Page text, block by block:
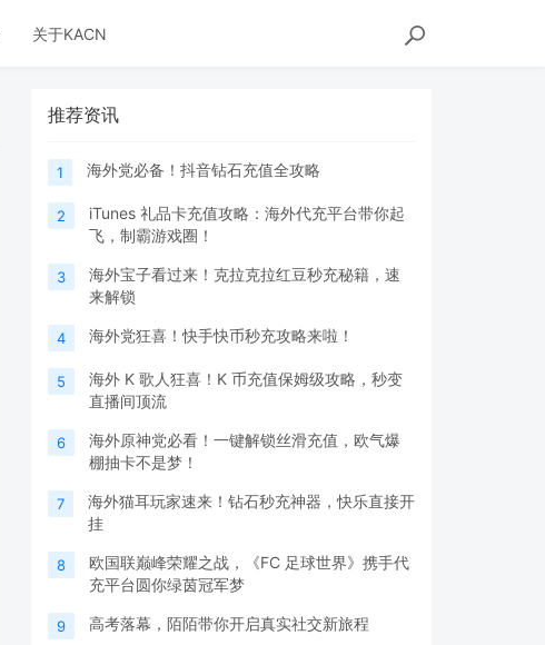
关于KACN
推荐资讯
1 海外党必备！抖音钻石充值全攻略
2
iTunes 礼品卡充值攻略：海外代充平台带你起
飞，制霸游戏圈！
3
海外宝子看过来！克拉克拉红豆秒充秘籍，速
来解锁
4 海外党狂喜！快手快币秒充攻略来啦！
5
海外 K 歌人狂喜！K 币充值保姆级攻略，秒变
直播间顶流
6
海外原神党必看！一键解锁丝滑充值，欧气爆
棚抽卡不是梦！
7
海外猫耳玩家速来！钻石秒充神器，快乐直接开
挂
8
欧国联巅峰荣耀之战，《FC 足球世界》携手代
充平台圆你绿茵冠军梦
9 高考落幕，陌陌带你开启真实社交新旅程